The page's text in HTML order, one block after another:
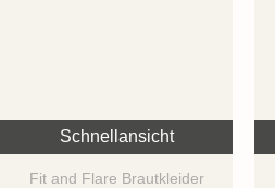
Schnellansicht
Fit and Flare Brautkleider